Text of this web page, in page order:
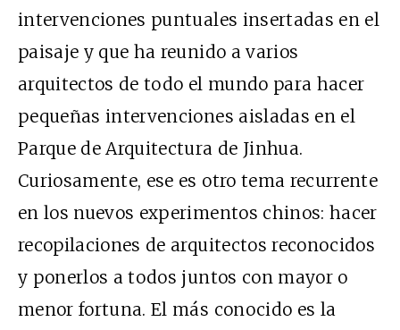
intervenciones puntuales insertadas en el
paisaje y que ha reunido a varios
arquitectos de todo el mundo para hacer
pequeñas intervenciones aisladas en el
Parque de Arquitectura de Jinhua.
Curiosamente, ese es otro tema recurrente
en los nuevos experimentos chinos: hacer
recopilaciones de arquitectos reconocidos
y ponerlos a todos juntos con mayor o
menor fortuna. El más conocido es la